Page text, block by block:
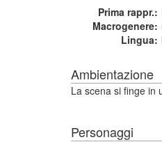
Prima rappr.:
Macrogenere:
Lingua:
Ambientazione
La scena si finge in
Personaggi